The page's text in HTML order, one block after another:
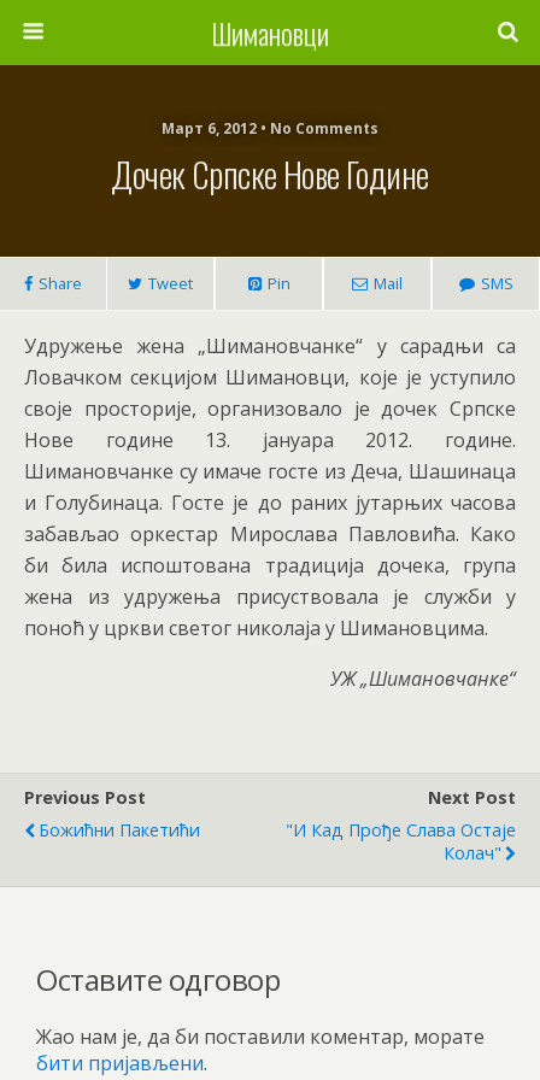
Шимановци
Март 6, 2012 • No Comments
Дочек Српске Нове Године
Share Tweet Pin Mail SMS
Удружење жена „Шимановчанке“ у сарадњи са
Ловачком секцијом Шимановци, које је уступило
своје просторије, организовало је дочек Српске
Нове године 13. јануара 2012. године.
Шимановчанке су имаче госте из Деча, Шашинаца
и Голубинаца. Госте је до раних јутарњих часова
забављао оркестар Мирослава Павловића. Како
би била испоштована традиција дочека, група
жена из удружења присуствовала је служби у
поноћ у цркви светог николаја у Шимановцима.
УЖ „Шимановчанке“
Previous Post
Божићни Пакетићи
Next Post
"И Кад Прође Слава Остаје
Колач"
Оставите одговор
Жао нам је, да би поставили коментар, морате
бити пријављени.